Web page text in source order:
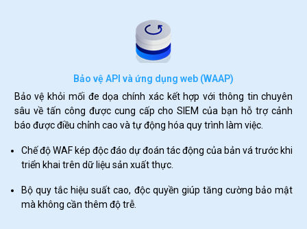
Bảo vệ API và ứng dụng web (WAAP)
Bảo vệ khỏi mối đe dọa chính xác kết hợp với thông tin chuyên
sâu về tấn công được cung cấp cho SIEM của bạn hỗ trợ cảnh
báo được điều chỉnh cao và tự động hóa quy trình làm việc.
Chế độ WAF kép độc đáo dự đoán tác động của bản vá trước khi
triển khai trên dữ liệu sản xuất thực.
Bộ quy tắc hiệu suất cao, độc quyền giúp tăng cường bảo mật
mà không cần thêm độ trễ.